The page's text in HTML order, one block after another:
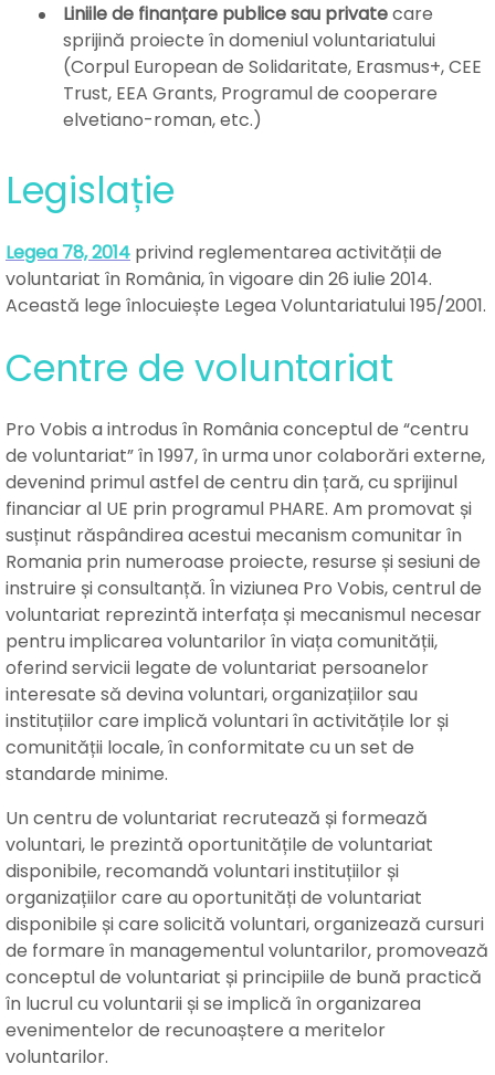
Liniile de finanțare publicesau privatecare
sprijină proiecte în domeniul voluntariatului
(Corpul European de Solidaritate, Erasmus+, CEE
Trust, EEA Grants, Programul de cooperare
elvetiano-roman, etc.)
Legislație
Legea 78, 2014 privind reglementarea activității de
voluntariat în România, în vigoare din 26 iulie 2014.
Această lege înlocuiește Legea Voluntariatului 195/2001.
Centre de voluntariat
Pro Vobis a introdus în România conceptul de “centru
de voluntariat” în 1997, în urma unor colaborări externe,
devenind primul astfel de centru din țară, cu sprijinul
financiar al UE prin programul PHARE. Am promovat și
susținut răspândirea acestui mecanism comunitar în
Romania prin numeroase proiecte, resurse și sesiuni de
instruire și consultanță. În viziunea Pro Vobis, centrul de
voluntariat reprezintă interfața și mecanismul necesar
pentru implicarea voluntarilor în viața comunității,
oferind servicii legate de voluntariat persoanelor
interesate să devina voluntari, organizațiilor sau
instituțiilor care implică voluntari în activitățile lor și
comunității locale, în conformitate cu un set de
standarde minime.
Un centru de voluntariat recrutează și formează
voluntari, le prezintă oportunitățile de voluntariat
disponibile, recomandă voluntari instituțiilor și
organizațiilor care au oportunități de voluntariat
disponibile și care solicită voluntari, organizează cursuri
de formare în managementul voluntarilor, promovează
conceptul de voluntariat și principiile de bună practică
în lucrul cu voluntarii și se implică în organizarea
evenimentelor de recunoaștere a meritelor
voluntarilor.